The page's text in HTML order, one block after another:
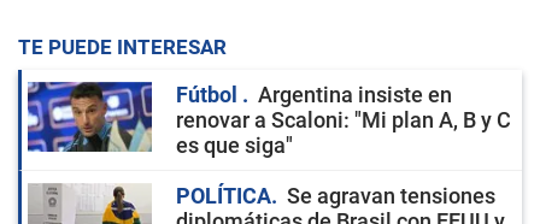
TE PUEDE INTERESAR
Fútbol
Argentina insiste en
renovar a Scaloni: "Mi plan A, B y C
es que siga"
POLÍTICA
Se agravan tensiones